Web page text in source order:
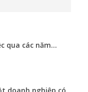
qua các năm...